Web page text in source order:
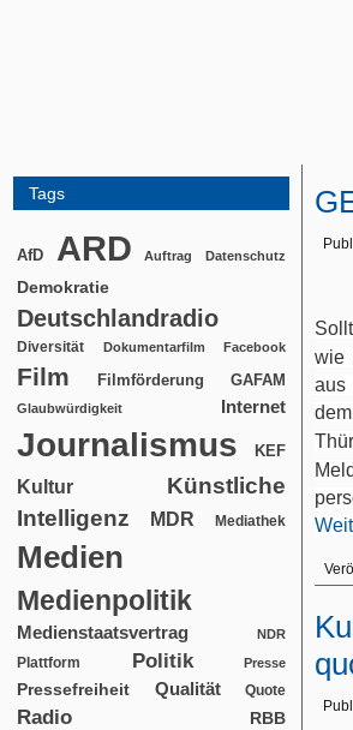
Tags
AfD ARD Auftrag Datenschutz
Demokratie
Deutschlandradio
Diversität Dokumentarfilm Facebook
Film Filmförderung GAFAM
Glaubwürdigkeit Internet
Journalismus KEF
Kultur
Künstliche
Intelligenz
MDR Mediathek
Medien
Medienpolitik
Medienstaatsvertrag NDR
Plattform Politik Presse
Pressefreiheit Qualität Quote
Radio RBB
wie
aus